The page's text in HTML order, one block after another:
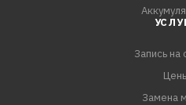
Запись на
Замена